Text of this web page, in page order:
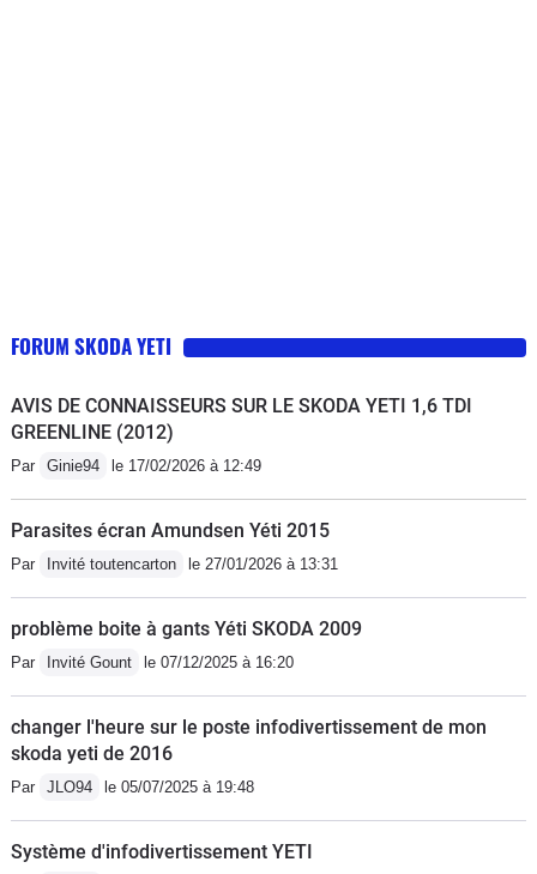
FORUM SKODA YETI
AVIS DE CONNAISSEURS SUR LE SKODA YETI 1,6 TDI
GREENLINE (2012)
Par Ginie94 le 17/02/2026 à 12:49
Parasites écran Amundsen Yéti 2015
Par Invité toutencarton le 27/01/2026 à 13:31
problème boite à gants Yéti SKODA 2009
Par Invité Gount le 07/12/2025 à 16:20
changer l'heure sur le poste infodivertissement de mon
skoda yeti de 2016
Par JLO94 le 05/07/2025 à 19:48
Système d'infodivertissement YETI